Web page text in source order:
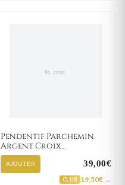
Pendentif Parchemin
Argent Croix
Chrétienne
AJOUTER 39,00€
CLUB 19,50€ →